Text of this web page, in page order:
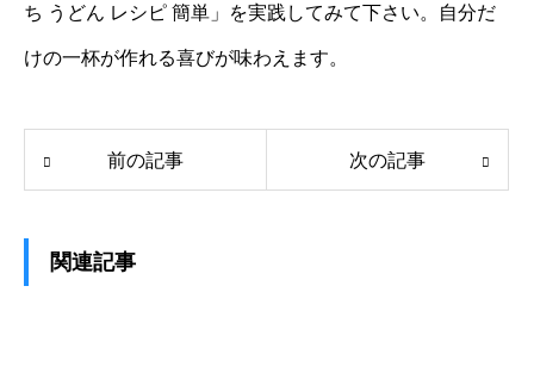
ち うどん レシピ 簡単」を実践してみて下さい。自分だ
けの一杯が作れる喜びが味わえます。
前の記事 次の記事
関連記事